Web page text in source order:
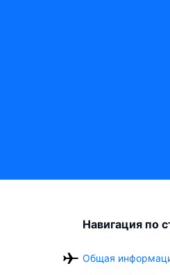
Навигация по
Общая